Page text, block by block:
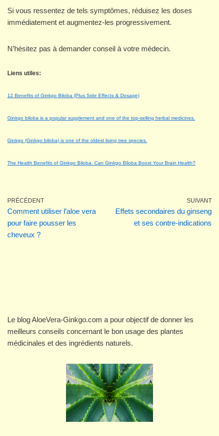
Si vous ressentez de tels symptômes, réduisez les doses
immédiatement et augmentez-les progressivement.
N’hésitez pas à demander conseil à votre médecin.
Liens utiles:
12 Benefits of Ginkgo Biloba (Plus Side Effects & Dosage)
Ginkgo biloba is a popular supplement and one of the top-selling herbal medicines.
Ginkgo (Ginkgo biloba) is one of the oldest living tree species.
The Health Benefits of Ginkgo Biloba. Can Ginkgo Biloba Boost Your Brain Health?
PRÉCÉDENT
Comment utiliser l’aloe vera
pour faire pousser les
cheveux ?
SUIVANT
Effets secondaires du ginseng
et ses contre-indications
Le blog AloeVera-Ginkgo.com a pour objectif de donner les
meilleurs conseils concernant le bon usage des plantes
médicinales et des ingrédients naturels.